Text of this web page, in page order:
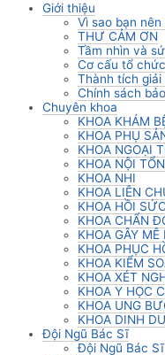
Giới thiệu
Vì sao bạn
THƯ CẢM ƠN
Tầm nhìn và
Cơ cấu tổ chức
Thành tích
Chính sách
Chuyên khoa
KHOA KHÁM
KHOA PHỤ
KHOA NGOẠI
KHOA NỘI
KHOA NHI
KHOA LIÊN
KHOA HỒI
KHOA CHẨN
KHOA GÂY MÊ
KHOA PHỤC
KHOA KIỂM
KHOA XÉT
KHOA Y HỌC
KHOA UNG
KHOA DINH
Đội Ngũ Bác Sĩ
Đội Ngũ Bác Sĩ